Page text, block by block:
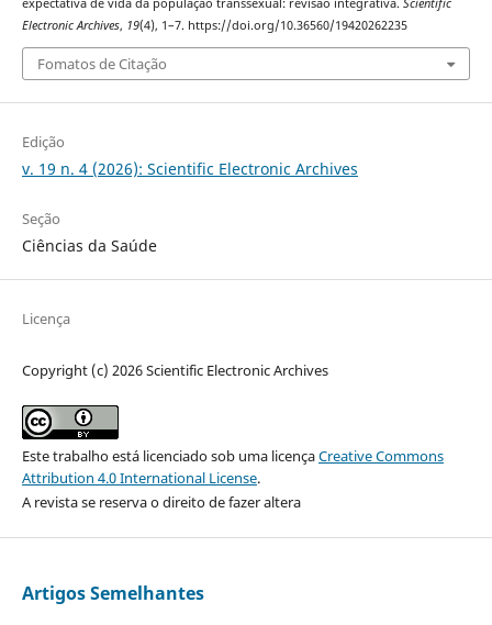
Electronic Archives, 19(4), 1–7. https://doi.org/10.36560/19420262235
Fomatos de Citação
Edição
v. 19 n. 4 (2026): Scientific Electronic Archives
Seção
Ciências da Saúde
Licença
Copyright (c) 2026 Scientific Electronic Archives
Este trabalho está licenciado sob uma licençaCreative Commons
Attribution 4.0 International License.
A revista se reserva o direito de fazer altera
Artigos Semelhantes